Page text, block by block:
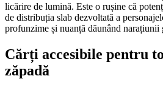
licărire de lumină. Este o rușine că
de distribuția slab dezvoltată a
profunzime și nuanță dăunând narațiunii
Cărți accesibile pentru
zăpadă